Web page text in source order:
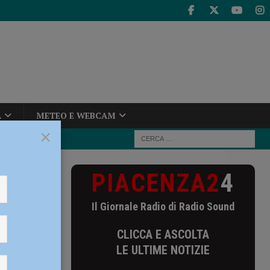
METEO E WEBCAM
della
il 25
PIACENZA24
Il Giornale Radio di Radio Sound
CLICCA E ASCOLTA
LE ULTIME NOTIZIE
×